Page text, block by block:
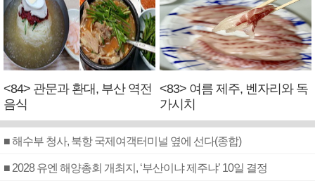
<84> 관문과 환대, 부산 역전
음식
<83> 여름 제주, 벤자리와 독
가시치
■ 해수부 청사, 북항 국제여객터미널 옆에 선다(종합)
■ 2028 유엔 해양총회 개최지, ‘부산이냐 제주냐’ 10일 결정